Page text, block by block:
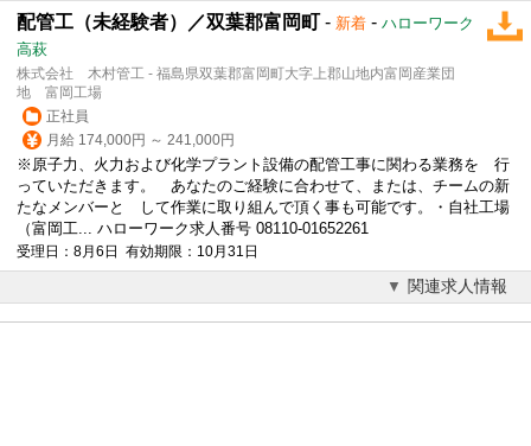
配管工（未経験者）／双葉郡富岡町- 新着 - ハローワーク
高萩
株式会社 木村管工 - 福島県双葉郡富岡町大字上郡山地内富岡産業団
地 富岡工場
正社員
月給 174,000円 ～ 241,000円
※原子力、火力および化学プラント設備の配管工事に関わる業務を 行
っていただきます。 あなたのご経験に合わせて、または、チームの新
たなメンバーと して作業に取り組んで頂く事も可能です。・自社工場
（富岡工... ハローワーク求人番号 08110-01652261
受理日：8月6日 有効期限：10月31日
関連求人情報